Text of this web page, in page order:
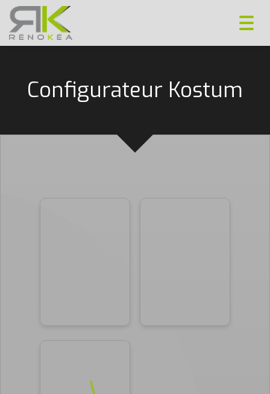
Configurateur Kostum